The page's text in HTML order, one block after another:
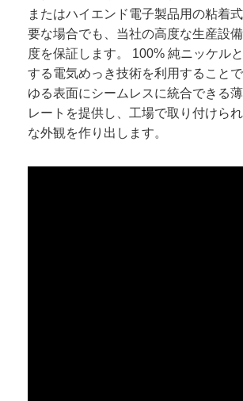
またはハイエンド電子製品用の粘着
要な場合でも、当社の高度な生産設
度を保証します。 100% 純ニッケル
する電気めっき技術を利用すること
ゆる表面にシームレスに統合できる
レートを提供し、工場で取り付けら
な外観を作り出します。